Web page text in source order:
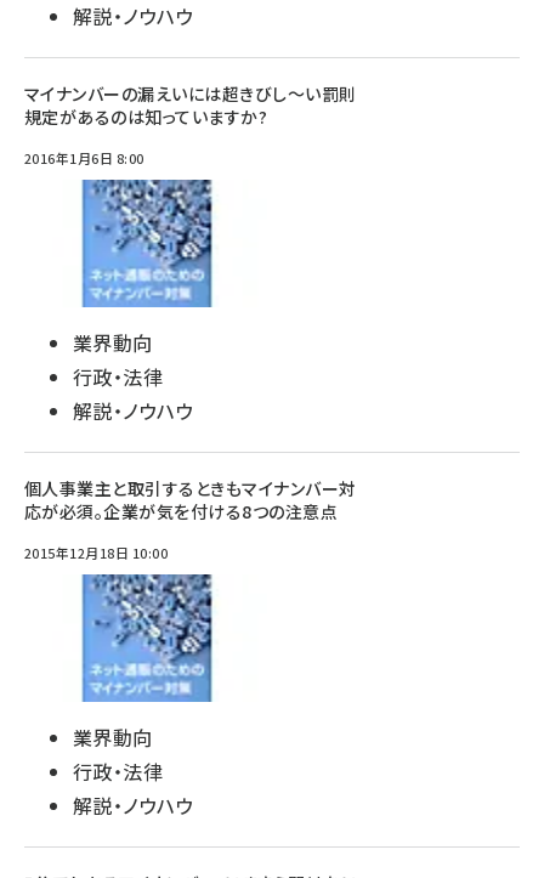
解説・ノウハウ
マイナンバーの漏えいには超きびし～い罰則
規定があるのは知っていますか?
2016年1月6日 8:00
業界動向
行政・法律
解説・ノウハウ
個人事業主と取引するときもマイナンバー対
応が必須。企業が気を付ける8つの注意点
2015年12月18日 10:00
業界動向
行政・法律
解説・ノウハウ